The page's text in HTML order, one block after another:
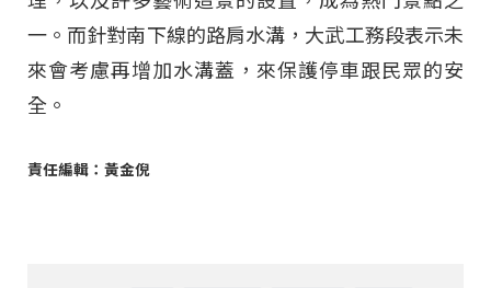
一。而針對南下線的路肩水溝，大武工務段表示未
來會考慮再增加水溝蓋，來保護停車跟民眾的安
全。
責任編輯：黃金倪